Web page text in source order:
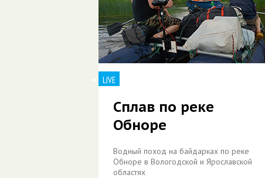
LIVE
Сплав по реке
Обноре
Водный поход на байдарках по реке
Обноре в Вологодской и Ярославской
областях